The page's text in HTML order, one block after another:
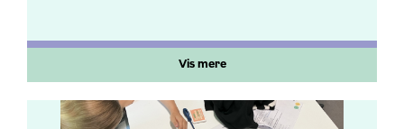
Vis mere